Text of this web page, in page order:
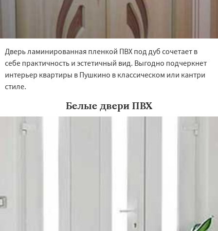
Дверь ламинированная пленкой ПВХ под дуб сочетает в
себе практичность и эстетичный вид. Выгодно подчеркнет
интерьер квартиры в Пушкино в классическом или кантри
стиле.
Белые двери ПВХ